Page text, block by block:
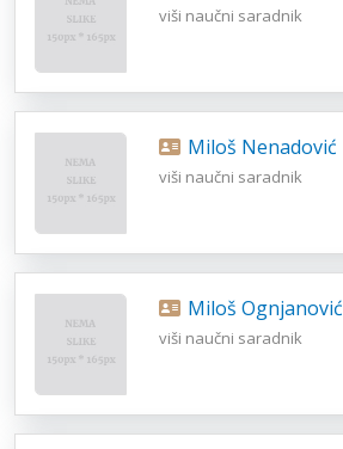
viši naučni saradnik
Miloš Nenadović
viši naučni saradnik
Miloš Ognjanović
viši naučni saradnik